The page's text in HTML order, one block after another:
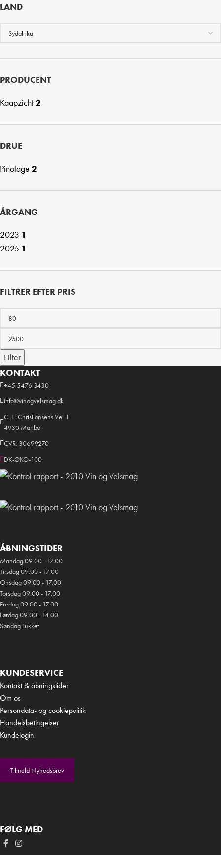
LAND
PRODUCENT
Kaapzicht2
DRUE
Pinotage 2
ÅRGANG
2023 1
2025 1
FILTRER EFTER PRIS
Filter
KONTAKT
+45 5476 3430
info@vinogvelsmag.dk
C. E. Christiansens Vej 1
4930 Maribo
CVR: 30699270
DK-ØKO-100
ÅBNINGSTIDER
Mandag 09.00 - 17.00
Tirsdag 09.00 - 17.00
Onsdag 09.00 - 17.00
Torsdag 09.00 - 17.00
Fredag 09.00 - 17.00
Lørdag 09.00 - 14.00
Søndag Lukket
KUNDESERVICE
Kontakt & åbningstider
Om os
Persondata- og cookiepolitik
Handelsbetingelser
Kundelogin
Tilmeld Nyhedsbrev
FØLG MED